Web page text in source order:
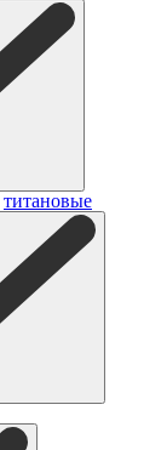
титановые